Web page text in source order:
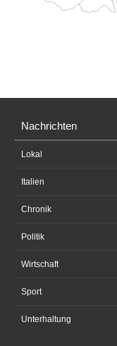
Nachrichten
Lokal
Italien
Chronik
Politik
Wirtschaft
Sport
Unterhaltung